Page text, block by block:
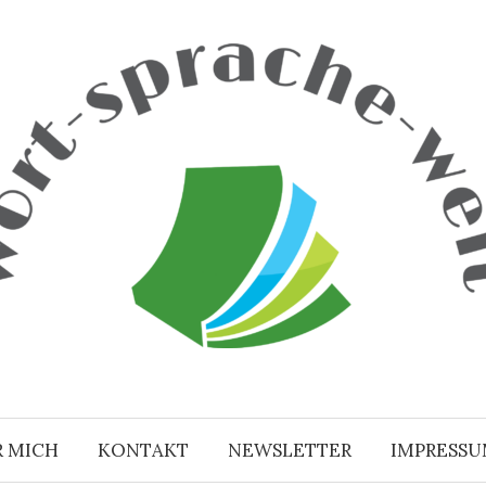
MICH KONTAKT NEWSLETTER